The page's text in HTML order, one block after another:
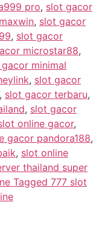
pro, slot gacor
, slot gacor
, slot gacor
microstar88,
minimal
, slot gacor
, slot gacor terbaru,
, slot gacor
online gacor,
gacor pandora188,
, slot online
thailand super
Tagged 777 slot